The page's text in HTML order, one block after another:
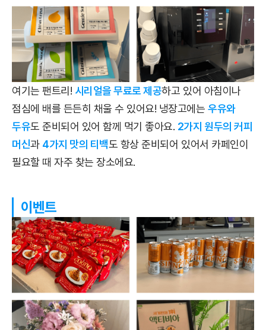
여기는 팬트리! 시리얼을 무료로 제공하고 있어 아침이나
점심에 배를 든든히 채울 수 있어요! 냉장고에는우유와
두유도 준비되어 있어 함께 먹기 좋아요. 2가지 원두의 커피
머신과 4가지 맛의 티백도 항상 준비되어 있어서 카페인이
필요할 때 자주 찾는 장소에요.
이벤트